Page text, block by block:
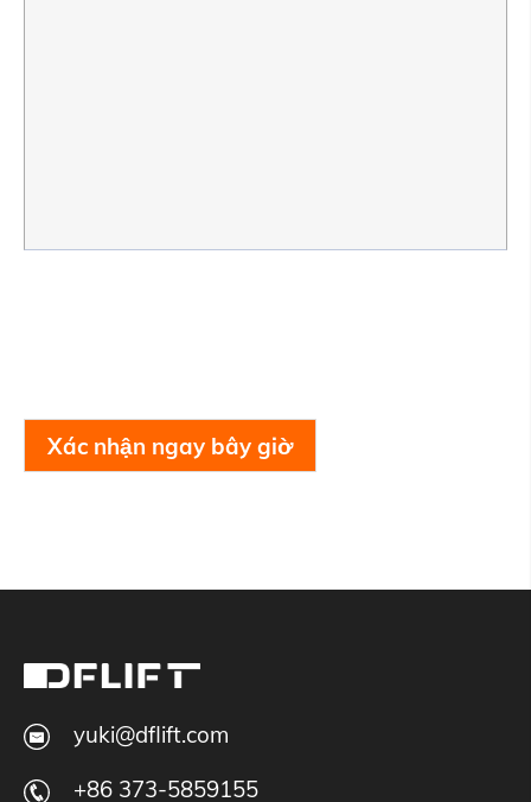
Xác nhận ngay bây giờ
yuki@dflift.com
+86 373-5859155